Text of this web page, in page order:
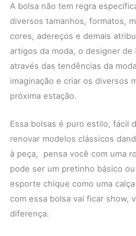
A bolsa não tem regra
diversos tamanhos, formatos,
cores, adereços e demais
artigos da moda, o designer de
através das tendências da
imaginação e criar os diversos
próxima estação.
Essa bolsas é puro estilo, fácil
renovar modelos clássicos
à peça, pensa você com uma
pode ser um pretinho básico
esporte chique como uma
com essa bolsa vai ficar show,
diferença.